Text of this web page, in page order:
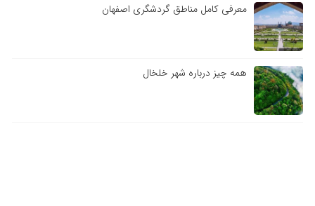
معرفی کامل مناطق گردشگری اصفهان
همه چیز درباره شهر خلخال